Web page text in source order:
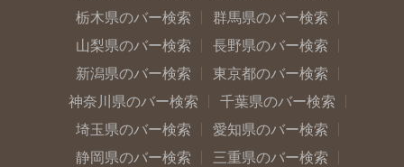
栃木県のバー検索
群馬県のバー検索
山梨県のバー検索
長野県のバー検索
新潟県のバー検索
東京都のバー検索
神奈川県のバー検索
千葉県のバー検索
埼玉県のバー検索
愛知県のバー検索
静岡県のバー検索
三重県のバー検索